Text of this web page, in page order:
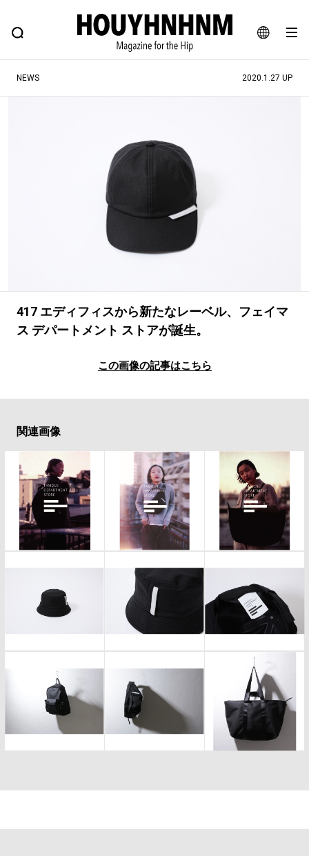
JA
EN
FEATURE BLOG SNAP
ヒップなファッション、カルチャー、ライフスタイルWEBマガジン
#SHOPPING ADDICT #憧れの逸品
#ESSENTIAL DESIGNS #古着サミット
#NEW VINTAGE #マイナーグッド図鑑
#路地裏てぃーん。 #MONTHLY JOURNAL
#GH 銘品の所以 #フイナムのYouTube
#LIFESTYLE #SNEAKER #OUTDOOR
#SPORTS #HANDSOME HANDBOOK
NEWS 2020.1.27 UP
417 エディフィスから新たなレーベル、フェイマ
ス デパートメント ストアが誕生。
この画像の記事はこちら
関連画像